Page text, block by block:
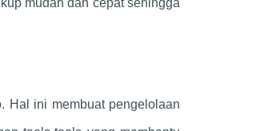
Hal ini membuat pengelolaan